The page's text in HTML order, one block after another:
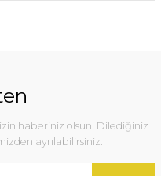
haberiniz olsun! Dilediğiniz
ayrılabilirsiniz.